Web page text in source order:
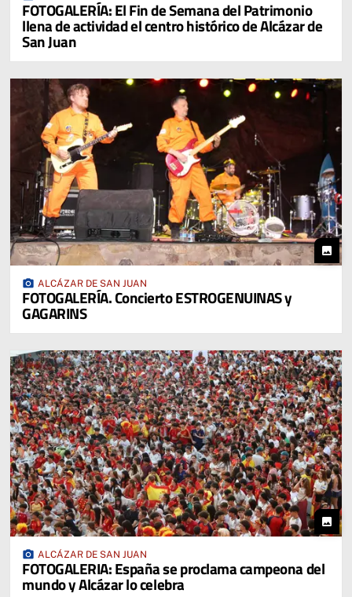
FOTOGALERÍA: El Fin de Semana del Patrimonio
llena de actividad el centro histórico de Alcázar de
San Juan
photo
photo_camera ALCÁZAR DE SAN JUAN
FOTOGALERÍA. Concierto ESTROGENUINAS y
GAGARINS
photo
photo_camera ALCÁZAR DE SAN JUAN
FOTOGALERIA: España se proclama campeona del
mundo y Alcázar lo celebra